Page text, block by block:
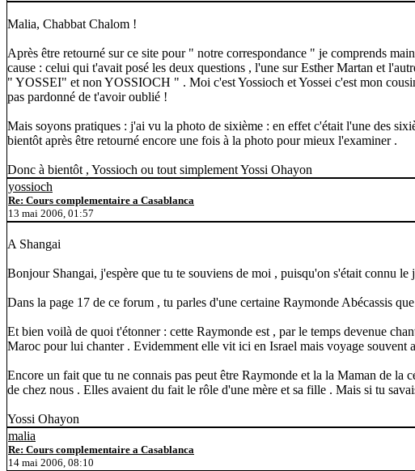
Malia, Chabbat Chalom !
Après être retourné sur ce site pour " notre correspondance " je comprends
cause : celui qui t'avait posé les deux questions , l'une sur Esther Martan et
" YOSSEI" et non YOSSIOCH " . Moi c'est Yossioch et Yossei c'est mon
pas pardonné de t'avoir oublié !
Mais soyons pratiques : j'ai vu la photo de sixième : en effet c'était l'une des
bientôt après être retourné encore une fois à la photo pour mieux l'examiner .
Donc à bientôt , Yossioch ou tout simplement Yossi Ohayon
yossioch
Re: Cours complementaire a Casablanca
13 mai 2006, 01:57
A Shangai
Bonjour Shangai, j'espère que tu te souviens de moi , puisqu'on s'était connu
Dans la page 17 de ce forum , tu parles d'une certaine Raymonde Abécassis
Et bien voilà de quoi t'étonner : cette Raymonde est , par le temps devenue
Maroc pour lui chanter . Evidemment elle vit ici en Israel mais voyage souvent
Encore un fait que tu ne connais pas peut être Raymonde et la la Maman de la
de chez nous . Elles avaient du fait le rôle d'une mère et sa fille . Mais si tu
Yossi Ohayon
malia
Re: Cours complementaire a Casablanca
14 mai 2006, 08:10